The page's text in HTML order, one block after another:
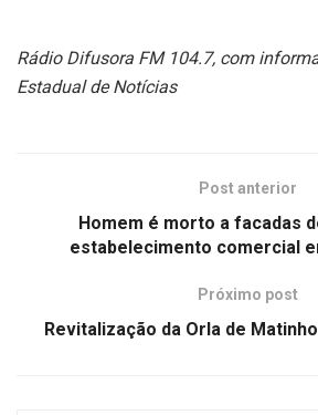
Rádio Difusora FM 104.7, com
Estadual de Notícias
Post anterior
Homem é morto a facadas
estabelecimento comercial
Próximo post
Revitalização da Orla de